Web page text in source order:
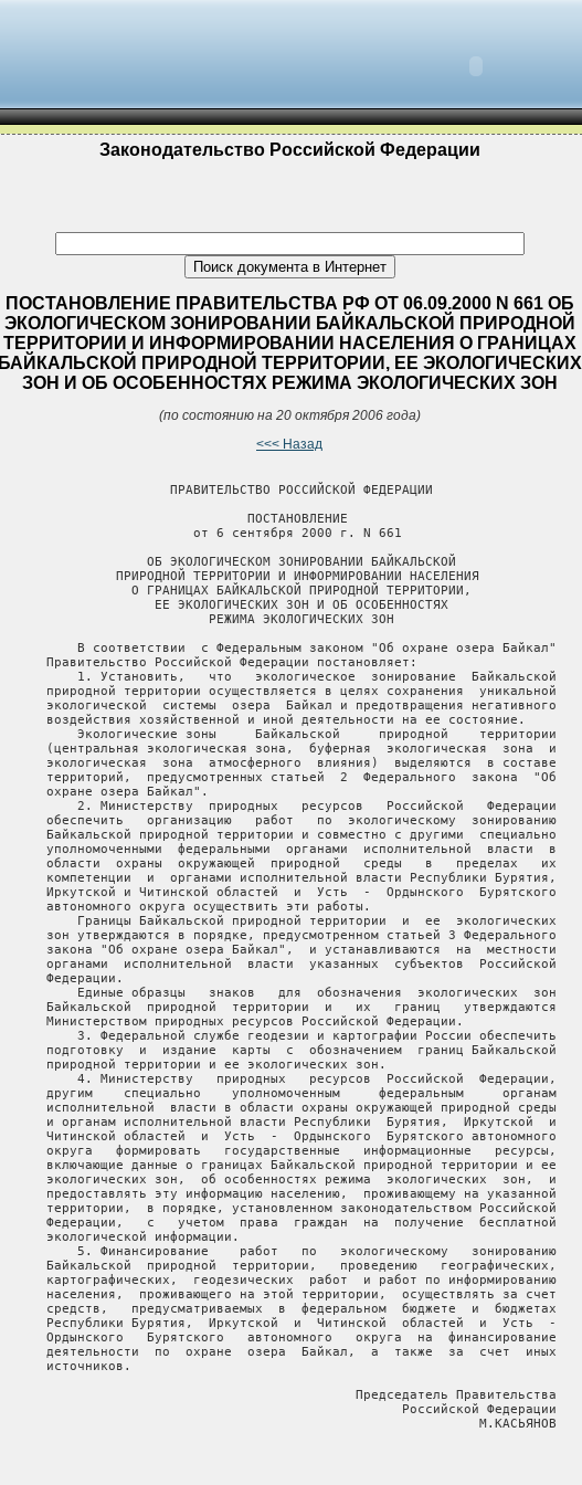
Законодательство Российской Федерации
ПОСТАНОВЛЕНИЕ ПРАВИТЕЛЬСТВА РФ ОТ 06.09.2000 N 661 ОБ
ЭКОЛОГИЧЕСКОМ ЗОНИРОВАНИИ БАЙКАЛЬСКОЙ ПРИРОДНОЙ
ТЕРРИТОРИИ И ИНФОРМИРОВАНИИ НАСЕЛЕНИЯ О ГРАНИЦАХ
БАЙКАЛЬСКОЙ ПРИРОДНОЙ ТЕРРИТОРИИ, ЕЕ ЭКОЛОГИЧЕСКИХ
ЗОН И ОБ ОСОБЕННОСТЯХ РЕЖИМА ЭКОЛОГИЧЕСКИХ ЗОН
(по состоянию на 20 октября 2006 года)
<<< Назад
                   ПРАВИТЕЛЬСТВО РОССИЙСКОЙ ФЕДЕРАЦИИ
                             ПОСТАНОВЛЕНИЕ
                      от 6 сентября 2000 г. N 661
                ОБ ЭКОЛОГИЧЕСКОМ ЗОНИРОВАНИИ БАЙКАЛЬСКОЙ
            ПРИРОДНОЙ ТЕРРИТОРИИ И ИНФОРМИРОВАНИИ НАСЕЛЕНИЯ
              О ГРАНИЦАХ БАЙКАЛЬСКОЙ ПРИРОДНОЙ ТЕРРИТОРИИ,
                 ЕЕ ЭКОЛОГИЧЕСКИХ ЗОН И ОБ ОСОБЕННОСТЯХ
                        РЕЖИМА ЭКОЛОГИЧЕСКИХ ЗОН
       В соответствии  с Федеральным законом "Об охране озера Байкал"
   Правительство Российской Федерации постановляет:
       1. Установить,   что   экологическое  зонирование  Байкальской
   природной территории осуществляется в целях сохранения  уникальной
   экологической  системы  озера  Байкал и предотвращения негативного
   воздействия хозяйственной и иной деятельности на ее состояние.
       Экологические зоны     Байкальской     природной    территории
   (центральная экологическая зона,  буферная  экологическая  зона  и
   экологическая  зона  атмосферного  влияния)  выделяются  в составе
   территорий,  предусмотренных статьей  2  Федерального  закона  "Об
   охране озера Байкал".
       2. Министерству  природных   ресурсов   Российской   Федерации
   обеспечить   организацию   работ   по  экологическому  зонированию
   Байкальской природной территории и совместно с другими  специально
   уполномоченными  федеральными  органами  исполнительной  власти  в
   области  охраны  окружающей  природной   среды   в   пределах   их
   компетенции  и  органами исполнительной власти Республики Бурятия,
   Иркутской и Читинской областей  и  Усть  -  Ордынского  Бурятского
   автономного округа осуществить эти работы.
       Границы Байкальской природной территории  и  ее  экологических
   зон утверждаются в порядке, предусмотренном статьей 3 Федерального
   закона "Об охране озера Байкал",  и устанавливаются  на  местности
   органами  исполнительной  власти  указанных  субъектов  Российской
   Федерации.
       Единые образцы   знаков   для  обозначения  экологических  зон
   Байкальской  природной  территории  и   их   границ   утверждаются
   Министерством природных ресурсов Российской Федерации.
       3. Федеральной службе геодезии и картографии России обеспечить
   подготовку  и  издание  карты  с  обозначением  границ Байкальской
   природной территории и ее экологических зон.
       4. Министерству   природных   ресурсов  Российской  Федерации,
   другим    специально    уполномоченным     федеральным     органам
   исполнительной  власти в области охраны окружающей природной среды
   и органам исполнительной власти Республики  Бурятия,  Иркутской  и
   Читинской областей  и  Усть  -  Ордынского  Бурятского автономного
   округа   формировать   государственные   информационные   ресурсы,
   включающие данные о границах Байкальской природной территории и ее
   экологических зон,  об особенностях режима  экологических  зон,  и
   предоставлять эту информацию населению,  проживающему на указанной
   территории,  в порядке, установленном законодательством Российской
   Федерации,   с   учетом  права  граждан  на  получение  бесплатной
   экологической информации.
       5. Финансирование    работ   по   экологическому   зонированию
   Байкальской  природной  территории,   проведению   географических,
   картографических,  геодезических  работ  и работ по информированию
   населения,  проживающего на этой территории,  осуществлять за счет
   средств,   предусматриваемых  в  федеральном  бюджете  и  бюджетах
   Республики Бурятия,  Иркутской  и  Читинской  областей  и  Усть  -
   Ордынского   Бурятского   автономного   округа  на  финансирование
   деятельности  по  охране  озера  Байкал,  а  также  за  счет  иных
   источников.
                                           Председатель Правительства
                                                 Российской Федерации
                                                           М.КАСЬЯНОВ